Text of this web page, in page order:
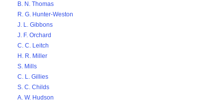
B. N. Thomas
R. G. Hunter-Weston
J. L. Gibbons
J. F. Orchard
C. C. Leitch
H. R. Miller
S. Mills
C. L. Gillies
S. C. Childs
A. W. Hudson